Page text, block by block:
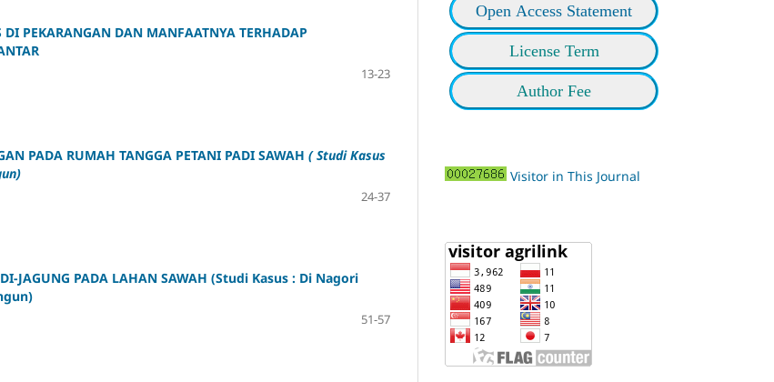
PEKARANGAN DAN MANFAATNYA TERHADAP
13-23
PADA RUMAH TANGGA PETANI PADI SAWAH ( Studi Kasus
)
24-37
JAGUNG PADA LAHAN SAWAH (Studi Kasus : Di Nagori
)
51-57
Open Access Statement
License Term
Author Fee
Visitor in This Journal